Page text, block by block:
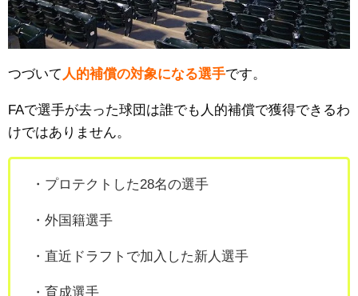
つづいて 人的補償の対象になる選手です。
FAで選手が去った球団は誰でも人的補償で獲得できるわ
けではありません。
・プロテクトした28名の選手
・外国籍選手
・直近ドラフトで加入した新人選手
・育成選手